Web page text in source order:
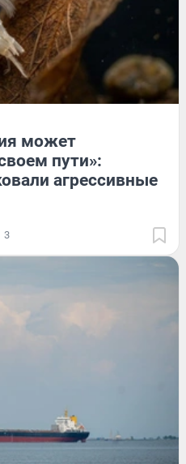
может
пути»:
агрессивные
3